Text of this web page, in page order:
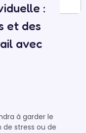
:
et des
avec
à garder le
stress ou de